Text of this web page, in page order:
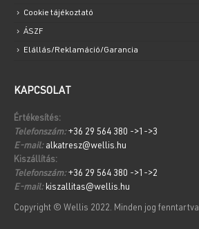
Cookie tájékoztató
ÁSZF
Elállás/Reklamáció/Garancia
KAPCSOLAT
Értékesítés:
Telefonszám: +36 29 564 380 ->1->3
E-mail: alkatresz@wellis.hu
Kiszállítás:
Telefonszám: +36 29 564 380 ->1->2
E-mail: kiszallitas@wellis.hu
Copyright © Wellis 2022. Minden jog fenntartva